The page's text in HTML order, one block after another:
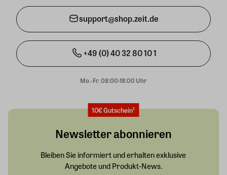
support@shop.zeit.de
+49 (0) 40 32 80 10 1
Mo.-Fr. 08:00-18:00 Uhr
10€ Gutschein¹
Newsletter abonnieren
Bleiben Sie informiert und erhalten exklusive
Angebote und Produkt-News.